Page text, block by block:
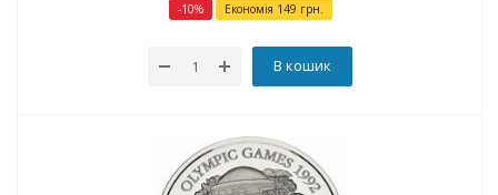
-10% Економія 149 грн.
В кошик